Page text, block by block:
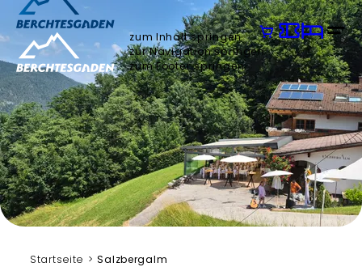
zum Inhalt springen
zur Navigation springen
zum Footer springen
Startseite Salzbergalm